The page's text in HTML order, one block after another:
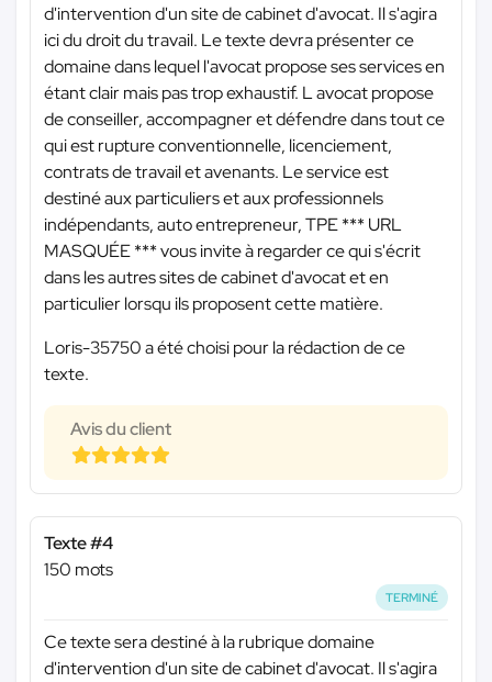
d'intervention d'un site de cabinet d'avocat. Il s'agira
ici du droit du travail. Le texte devra présenter ce
domaine dans lequel l'avocat propose ses services en
étant clair mais pas trop exhaustif. L avocat propose
de conseiller, accompagner et défendre dans tout ce
qui est rupture conventionnelle, licenciement,
contrats de travail et avenants. Le service est
destiné aux particuliers et aux professionnels
indépendants, auto entrepreneur, TPE*** URL
MASQUÉE ***vous invite à regarder ce qui s'écrit
dans les autres sites de cabinet d'avocat et en
particulier lorsqu ils proposent cette matière.
Loris-35750 a été choisi pour la rédaction de ce
texte.
Avis du client
Texte #4
150 mots
TERMINÉ
Ce texte sera destiné à la rubrique domaine
d'intervention d'un site de cabinet d'avocat. Il s'agira